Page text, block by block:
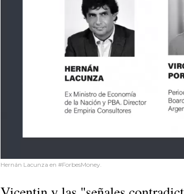
Hernán Lacunza en #ForbesMoney.